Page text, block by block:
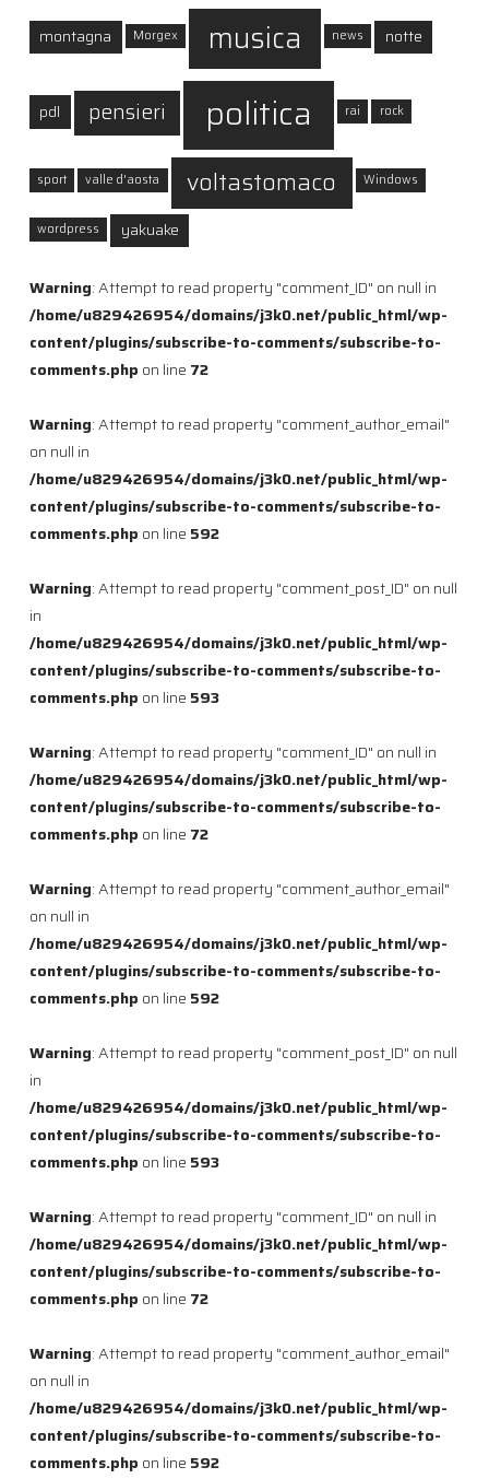
montagna Morgex musica news notte
pdl pensieri politica rai rock
sport valle d'aosta voltastomaco Windows
wordpress yakuake
Warning: Attempt to read property "comment_ID" on null in
/home/u829426954/domains/j3k0.net/public_html/wp-
content/plugins/subscribe-to-comments/subscribe-to-
comments.php on line 72
Warning: Attempt to read property "comment_author_email"
on null in
/home/u829426954/domains/j3k0.net/public_html/wp-
content/plugins/subscribe-to-comments/subscribe-to-
comments.php on line 592
Warning: Attempt to read property "comment_post_ID" on null
in
/home/u829426954/domains/j3k0.net/public_html/wp-
content/plugins/subscribe-to-comments/subscribe-to-
comments.php on line 593
Warning: Attempt to read property "comment_ID" on null in
/home/u829426954/domains/j3k0.net/public_html/wp-
content/plugins/subscribe-to-comments/subscribe-to-
comments.php on line 72
Warning: Attempt to read property "comment_author_email"
on null in
/home/u829426954/domains/j3k0.net/public_html/wp-
content/plugins/subscribe-to-comments/subscribe-to-
comments.php on line 592
Warning: Attempt to read property "comment_post_ID" on null
in
/home/u829426954/domains/j3k0.net/public_html/wp-
content/plugins/subscribe-to-comments/subscribe-to-
comments.php on line 593
Warning: Attempt to read property "comment_ID" on null in
/home/u829426954/domains/j3k0.net/public_html/wp-
content/plugins/subscribe-to-comments/subscribe-to-
comments.php on line 72
Warning: Attempt to read property "comment_author_email"
on null in
/home/u829426954/domains/j3k0.net/public_html/wp-
content/plugins/subscribe-to-comments/subscribe-to-
comments.php on line 592